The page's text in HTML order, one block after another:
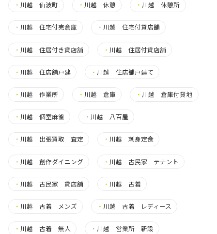
・ 川越 仙波町 ・ 川越 休憩 ・ 川越 休憩所
・ 川越 住宅付売倉庫 ・ 川越 住宅付貸店舗
・ 川越 住居付き貸店舗 ・ 川越 住居付貸店舗
・ 川越 住店舗戸建 ・ 川越 住店舗戸建て
・ 川越 作業所 ・ 川越 倉庫 ・ 川越 倉庫付貸地
・ 川越 個室麻雀 ・ 川越 八百屋
・ 川越 出張買取 査定 ・ 川越 刺身定食
・ 川越 創作ダイニング ・ 川越 古民家 テナント
・ 川越 古民家 貸店舗 ・ 川越 古着
・ 川越 古着 メンズ ・ 川越 古着 レディース
・ 川越 古着 無人 ・ 川越 営業所 新設